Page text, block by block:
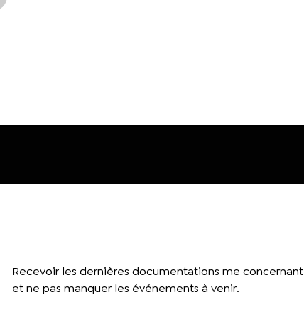
Recevoir les dernières documentations me concernant
et ne pas manquer les événements à venir.